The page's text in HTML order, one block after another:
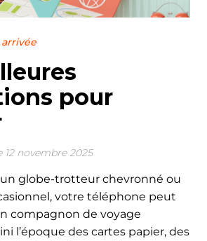
pour
12 novembre 2025
un globe-trotteur chevronné ou
votre téléphone peut
compagnon de voyage
l’époque des cartes papier, des